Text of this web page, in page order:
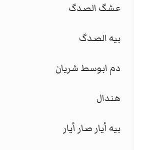
عشگ الصدگ
بيه الصدگ
دم ابوسط شريان
هندال
بيه أيار صار أيار